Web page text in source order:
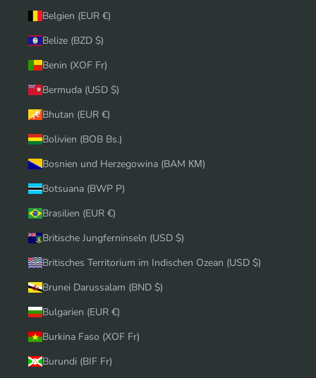
Belgien (EUR €)
Belize (BZD $)
Benin (XOF Fr)
Bermuda (USD $)
Bhutan (EUR €)
Bolivien (BOB Bs.)
Bosnien und Herzegowina (BAM КМ)
Botsuana (BWP P)
Brasilien (EUR €)
Britische Jungferninseln (USD $)
Britisches Territorium im Indischen Ozean (USD $)
Brunei Darussalam (BND $)
Bulgarien (EUR €)
Burkina Faso (XOF Fr)
Burundi (BIF Fr)